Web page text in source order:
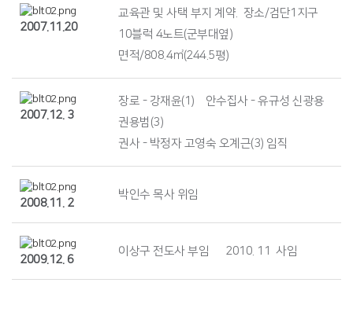
2007.11.20
교육관 및 사택 부지 계약. 장소/검단1지구
10블럭 4노트(군부대옆)
면적/808.4㎡(244.5평)
2007.12. 3
장로 - 강재윤(1) 안수집사 - 유규성 신광용
권용범(3)
권사 - 박정자 고영숙 오계근(3) 임직
2008.11. 2
박인수 목사 위임
2009.12. 6
이상구 전도사 부임 2010. 11 사임